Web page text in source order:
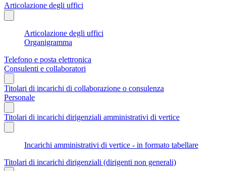
Articolazione degli uffici
Articolazione degli uffici
Organigramma
Telefono e posta elettronica
Consulenti e collaboratori
Titolari di incarichi di collaborazione o consulenza
Personale
Titolari di incarichi dirigenziali amministrativi di vertice
Incarichi amministrativi di vertice - in formato tabellare
Titolari di incarichi dirigenziali (dirigenti non generali)